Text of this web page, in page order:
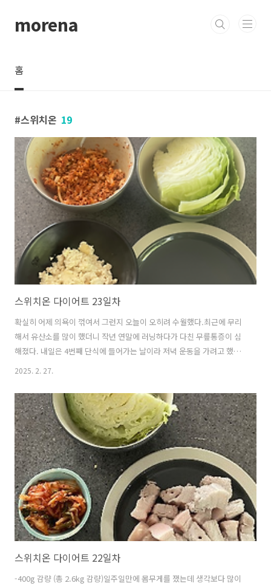
morena
홈
스위치온 19
스위치온 다이어트 23일차
확실히 어제 의욕이 꺾여서 그런지 오늘이 오히려 수월했다.최근에 무리
해서 유산소를 많이 했더니 작년 연말에 러닝하다가 다친 무릎통증이 심
해졌다. 내일은 4번째 단식에 들어가는 날이라 저녁 운동을 가려고 했는
데 내일 상태를 지켜본 뒤에 결정해야 할 것 같다. 살도 안빠지면서 운동
하는 날에는 빼먹지 않고 먹는 오이+참치+김+현미밥+계란의 조합으로
점심을 먹었다. 저녁으로는 인터넷에 떠도는 참치쌈장을 대신해 참치 고
추장을 만들었다. 별건 없고... 참치 + 다진양파 + 고추장 + 고추가루 + 알
룰로스 + 다진마늘 + 참기름 조금 이 조합이 다다. 처음엔 고추장을 넣지
않고 먹어보려고 했으나, 고추장 없이는 아이들이 너무 흐트러지는 느..
2025. 2. 27.
스위치온 다이어트 22일차
-400g 감량 (총 2.6kg 감량)일주일만에 몸무게를 쟀는데 생각보다 많이